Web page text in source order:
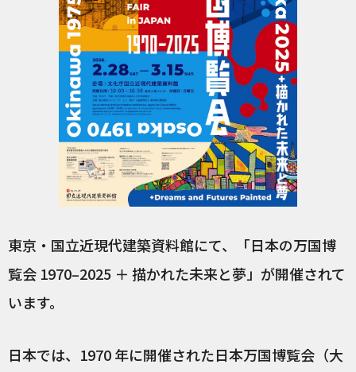
東京・国立近現代建築資料館にて、「日本の万国博
覧会 1970–2025 ＋ 描かれた未来と夢」が開催されて
います。
日本では、1970 年に開催された日本万国博覧会（大